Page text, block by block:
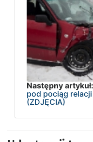
Następny artykuł:
pod pociąg
(ZDJĘCIA)